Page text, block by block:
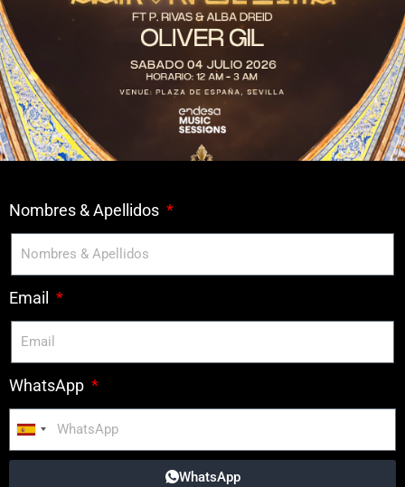
Nombres & Apellidos
Email
WhatsApp
Spain
WhatsApp